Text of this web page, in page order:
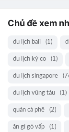
Chủ đề xem
du lịch bali (1)
du lịch kỳ co (1)
du lịch singapore
du lịch vũng tàu (1)
quán cà phê (2)
ăn gì gò vấp (1)